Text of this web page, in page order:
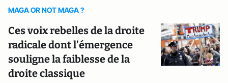
MAGA OR NOT MAGA ?
Ces voix rebelles de la droite
radicale dont l’émergence
souligne la faiblesse de la
droite classique